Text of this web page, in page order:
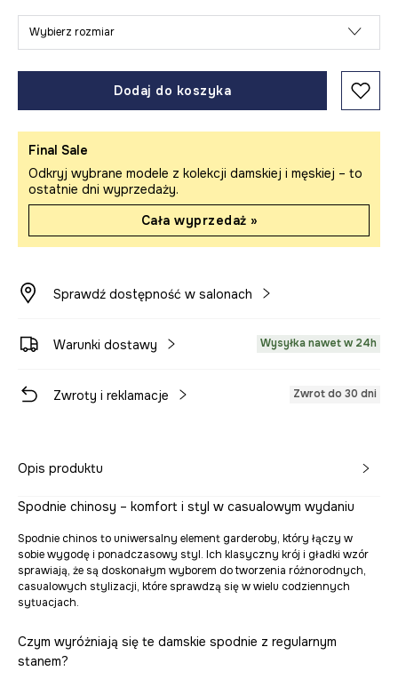
Wybierz rozmiar
Dodaj do koszyka
Final Sale
Odkryj wybrane modele z kolekcji damskiej i męskiej – to
ostatnie dni wyprzedaży.
Cała wyprzedaż »
Sprawdź dostępność w salonach
Warunki dostawy Wysyłka nawet w 24h
Zwroty i reklamacje Zwrot do 30 dni
Opis produktu
Spodnie chinosy – komfort i styl w casualowym wydaniu
Spodnie chinos to uniwersalny element garderoby, który łączy w
sobie wygodę i ponadczasowy styl. Ich klasyczny krój i gładki wzór
sprawiają, że są doskonałym wyborem do tworzenia różnorodnych,
casualowych stylizacji, które sprawdzą się w wielu codziennych
sytuacjach.
Czym wyróżniają się te damskie spodnie z regularnym
stanem?